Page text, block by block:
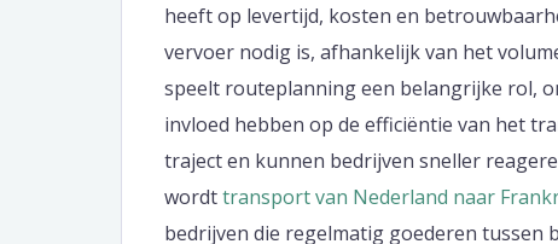
heeft op levertijd, kosten en
vervoer nodig is, afhankelijk van het
speelt routeplanning een belangrijke rol,
invloed hebben op de efficiëntie van het
traject en kunnen bedrijven sneller
wordttransport van Nederland naar
bedrijven die regelmatig goederen tussen